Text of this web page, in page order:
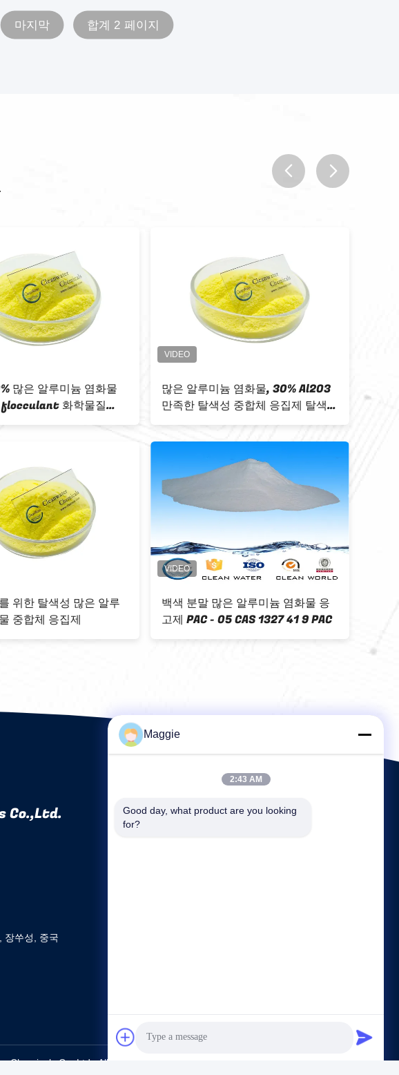
마지막 합계 2 페이지
늄 염화물 백색
≥30%
Polyaluminium 염화물 물 처리
decolorizition 응집제
처리를 위한
1327-41-9년
알루미늄 염화물
말 물 응고 염기
폐수 처리를 위한 ISO
Polyaluminium 염화물 액체 화학
물질 PAC
Flocculant
Co.,Ltd.
장쑤성, 중국
Chemicals Co.,Ltd.. All Rights Reserved.
Maggie
2:43 AM
Good day, what product are you looking
for?